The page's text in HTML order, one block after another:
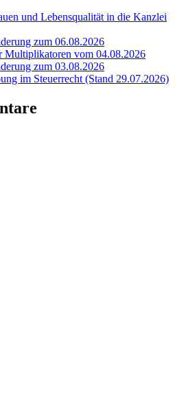
und Lebensqualität in die Kanzlei
zum 06.08.2026
vom 04.08.2026
zum 03.08.2026
im Steuerrecht (Stand 29.07.2026)